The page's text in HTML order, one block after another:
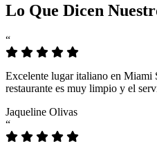
Lo Que Dicen
“
Excelente lugar italiano en Miami
restaurante es muy limpio y el
Jaqueline Olivas
“